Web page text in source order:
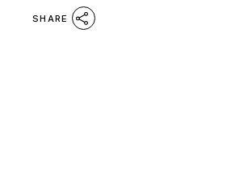
SHARE